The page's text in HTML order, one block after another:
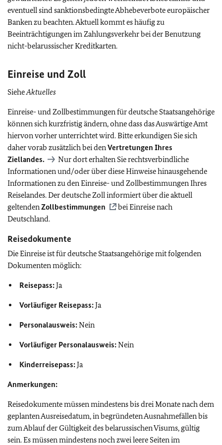
eventuell sind sanktionsbedingte Abhebeverbote europäischer
Banken zu beachten. Aktuell kommt es häufig zu
Beeinträchtigungen im Zahlungsverkehr bei der Benutzung
nicht-belarussischer Kreditkarten.
Einreise und Zoll
SieheAktuelles
Einreise- und Zollbestimmungen für deutsche Staatsangehörige
können sich kurzfristig ändern, ohne dass das Auswärtige Amt
hiervon vorher unterrichtet wird. Bitte erkundigen Sie sich
daher vorab zusätzlich bei denVertretungen Ihres
Ziellandes.
Nur dort erhalten Sie rechtsverbindliche
Informationen und/oder über diese Hinweise hinausgehende
Informationen zu den Einreise- und Zollbestimmungen Ihres
Reiselandes. Der deutsche Zoll informiert über die aktuell
geltendenZollbestimmungen
bei Einreise nach
Deutschland.
Reisedokumente
Die Einreise ist für deutsche Staatsangehörige mit folgenden
Dokumenten möglich:
Reisepass:Ja
Vorläufiger Reisepass:Ja
Personalausweis:Nein
Vorläufiger Personalausweis:Nein
Kinderreisepass:Ja
Anmerkungen:
Reisedokumente müssen mindestens bis drei Monate nach dem
geplanten Ausreisedatum, in begründeten Ausnahmefällen bis
zum Ablauf der Gültigkeit des belarussischen Visums, gültig
sein. Es müssen mindestens noch zwei leere Seiten im